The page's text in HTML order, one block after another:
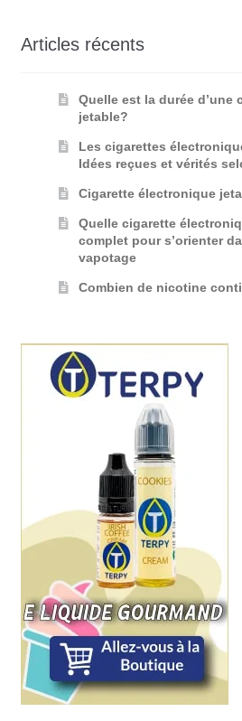
Articles récents
Quelle est la durée d’une
jetable?
Les cigarettes
Idées reçues et vérités
Cigarette électronique
Quelle cigarette
complet pour s’orienter
vapotage
Combien de nicotine